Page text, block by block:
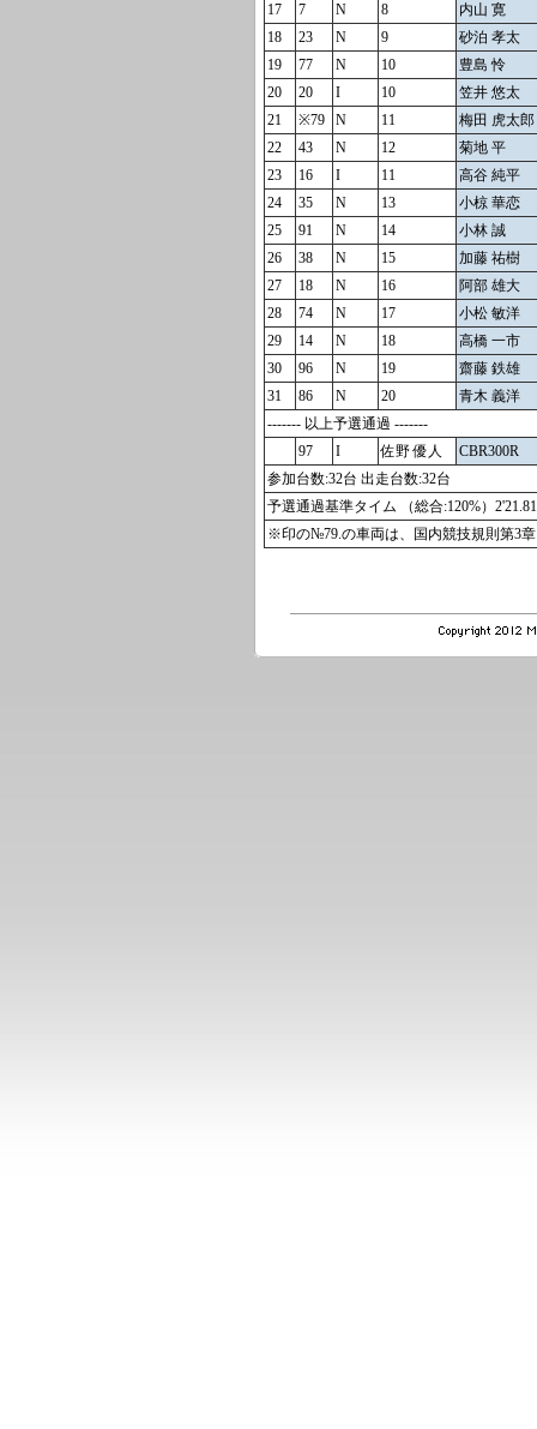
17
7 N 8
内山 寛
18
23 N 9
砂泊 孝太
19
77 N 10
豊島 怜
20
20 I 10
笠井 悠太
21
※79 N 11
梅田 虎太郎
22
43 N 12
菊地 平
23
16 I 11
高谷 純平
24
35 N 13
小椋 華恋
25
91 N 14
小林 誠
26
38 N 15
加藤 祐樹
27
18 N 16
阿部 雄大
28
74 N 17
小松 敏洋
29
14 N 18
高橋 一市
30
96 N 19
齋藤 鉄雄
31
86 N 20
青木 義洋
------- 以上予選通過 -------
97
I 佐野 優人
CBR300R
参加台数:32台 出走台数:32台
予選通過基準タイム （総合:120%）
※印の№79.の車両は、国内競技規則第3章